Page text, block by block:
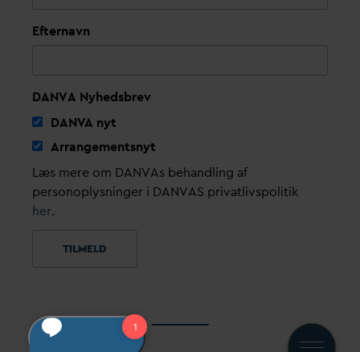
Efternavn
DANVA Nyhedsbrev
DANVA nyt
Arrangementsnyt
Læs mere om DANVAs behandling af
personoplysninger i DANVAS privatlivspolitik
her.